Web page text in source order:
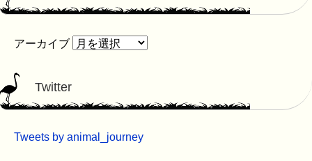
アーカイブ
Twitter
Tweets by animal_journey